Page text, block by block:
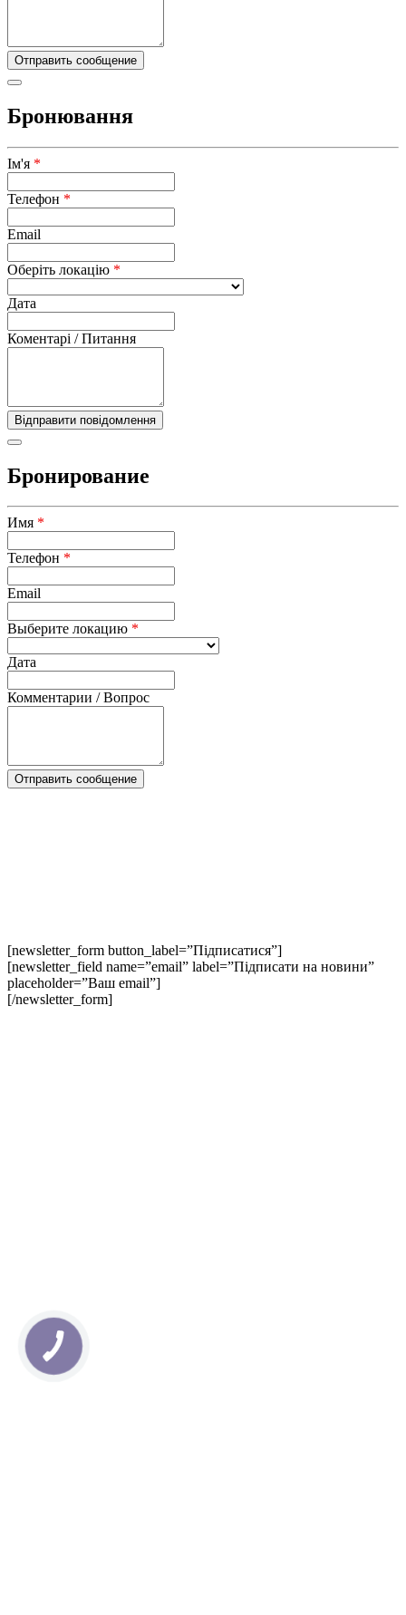
Бронювання
Ім'я *
Телефон *
Email
Оберіть локацію *
Дата
Коментарі / Питання
Бронирование
Имя *
Телефон *
Email
Выберите локацию *
Дата
Комментарии / Вопрос
[newsletter_form button_label=”Підписатися”]
[newsletter_field name=”email” label=”Підписати на новини”
placeholder=”Ваш email”]
[/newsletter_form]